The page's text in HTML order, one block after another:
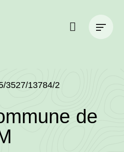
933/2025/
de
3527/13784/2